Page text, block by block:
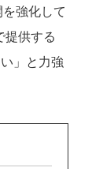
強化して
提供する
」と力強